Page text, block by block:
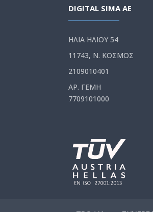
DIGITAL SIMA AE
ΗΛΙΑ ΗΛΙΟΥ 54
11743, Ν. ΚΟΣΜΟΣ
2109010401
ΑΡ. ΓΕΜΗ
7709101000